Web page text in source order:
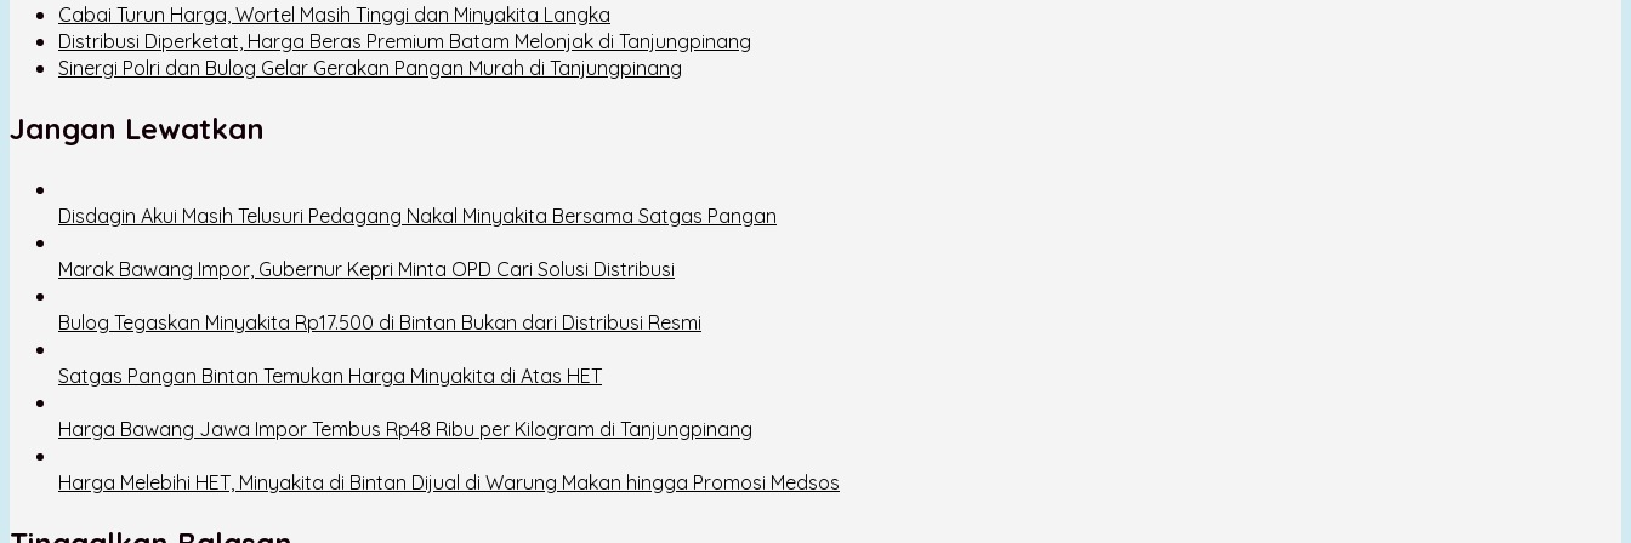
Cabai Turun Harga, Wortel Masih Tinggi dan Minyakita Langka
Distribusi Diperketat, Harga Beras Premium Batam Melonjak di Tanjungpinang
Sinergi Polri dan Bulog Gelar Gerakan Pangan Murah di Tanjungpinang
Jangan Lewatkan
Disdagin Akui Masih Telusuri Pedagang Nakal Minyakita Bersama Satgas Pangan
Marak Bawang Impor, Gubernur Kepri Minta OPD Cari Solusi Distribusi
Bulog Tegaskan Minyakita Rp17.500 di Bintan Bukan dari Distribusi Resmi
Satgas Pangan Bintan Temukan Harga Minyakita di Atas HET
Harga Bawang Jawa Impor Tembus Rp48 Ribu per Kilogram di Tanjungpinang
Harga Melebihi HET, Minyakita di Bintan Dijual di Warung Makan hingga Promosi Medsos